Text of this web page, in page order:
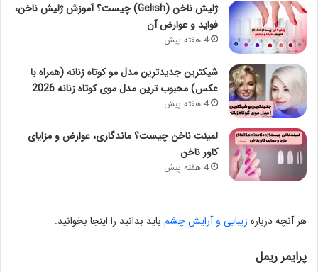
ژلیش ناخن (Gelish) چیست؟ آموزش ژلیش ناخن،
فواید و عوارض آن
4 هفته پیش
شیکترین جدیدترین مدل مو کوتاه زنانه (همراه با
عکس) محبوب ترین مدل موی کوتاه زنانه 2026
4 هفته پیش
لمینت ناخن چیست؟ ماندگاری، عوارض و مزایای
کاور ناخن
4 هفته پیش
هر آنچه درباره زیبایی و آرایش چشم باید بدانید را اینجا بخوانید.
پرایمر ریمل